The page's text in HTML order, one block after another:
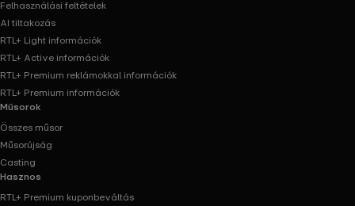
Felhasználási feltételek
AI tiltakozás
RTL+ Light információk
RTL+ Active információk
RTL+ Premium reklámokkal információk
RTL+ Premium információk
Műsorok
Összes műsor
Műsorújság
Casting
Hasznos
RTL+ Premium kuponbeváltás